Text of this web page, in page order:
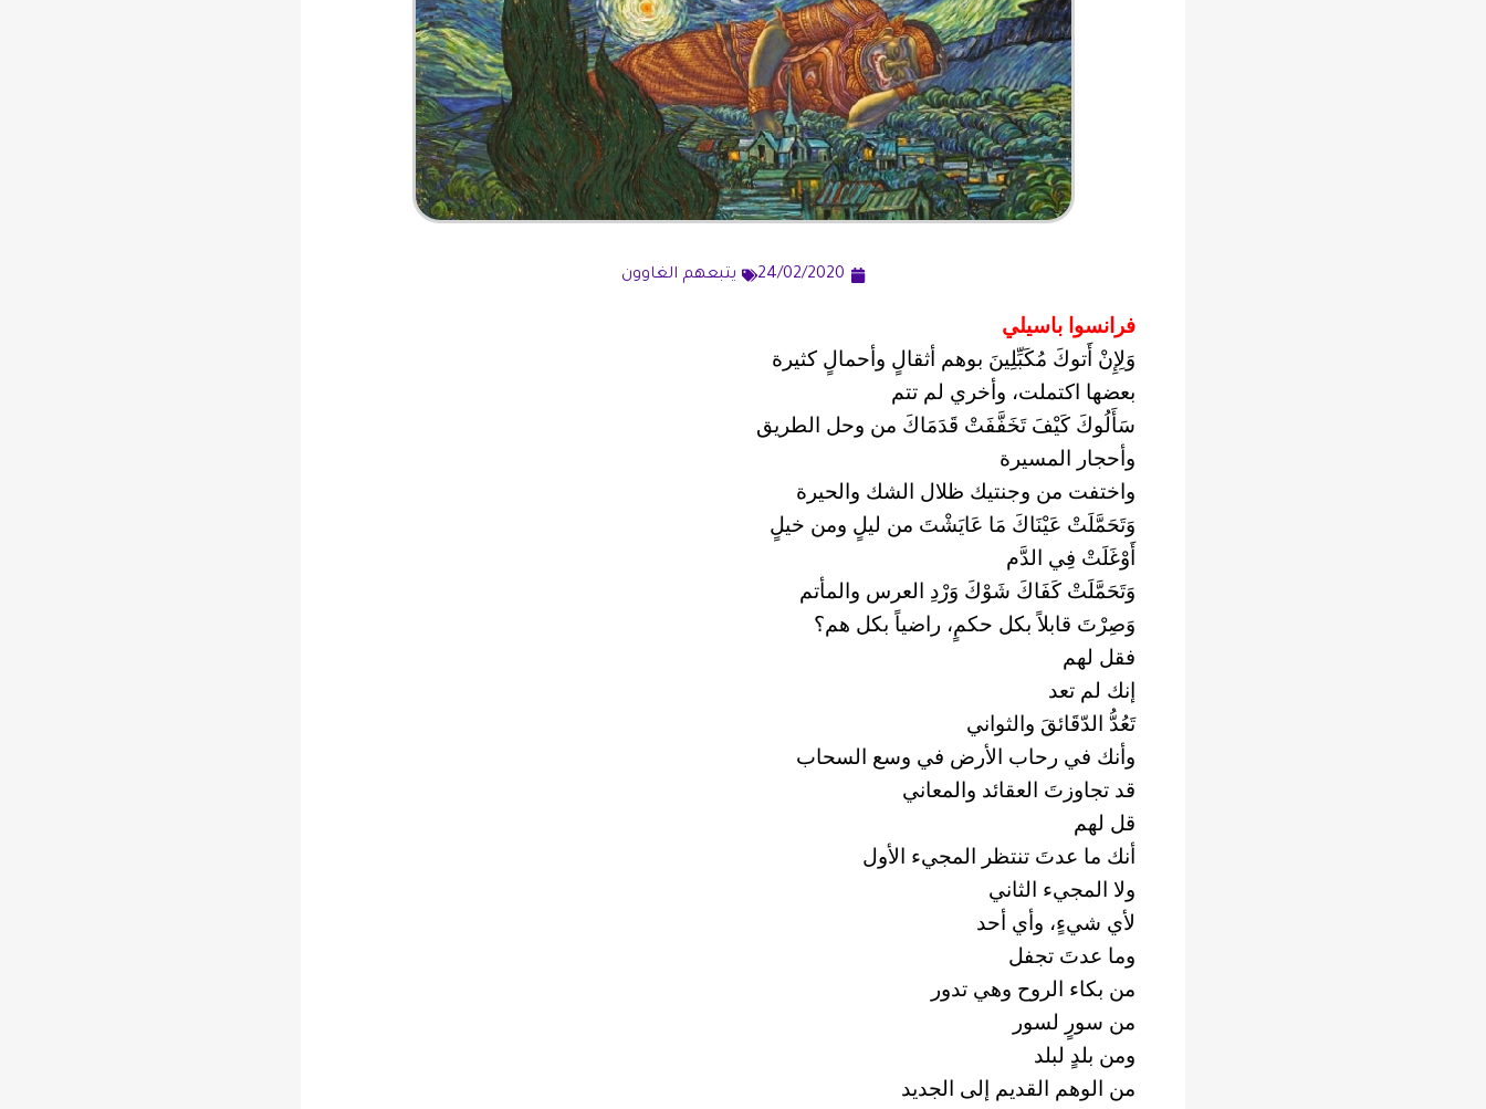
24/02/2020 يتبعهم الغاوون
فرانسوا باسيلي
وَلِإِنْ أَتوكَ مُكَبِّلِينَ بوهم أثقالٍ وأحمالٍ كثيرة
بعضها اكتملت، وأخري لم تتم
سَأَلُوكَ كَيْفَ تَخَفَّفَتْ قَدَمَاكَ من وحل الطريق
وأحجار المسيرة
واختفت من وجنتيك ظلال الشك والحيرة
وَتَحَمَّلَتْ عَيْنَاكَ مَا عَايَشْتَ من ليلٍ ومن خيلٍ
أَوْغَلَتْ فِي الدَّم
وَتَحَمَّلَتْ كَفَاكَ شَوْكَ وَرْدِ العرس والمأتم
وَصِرْتَ قابلاً بكل حكمٍ، راضياً بكل هم؟
فقل لهم
إنك لم تعد
تَعُدُّ الدّقَائقَ والثواني
وأنك في رحاب الأرض في وسع السحاب
قد تجاوزتَ العقائد والمعاني
قل لهم
أنك ما عدتَ تنتظر المجيء الأول
ولا المجيء الثاني
لأي شيءٍ، وأي أحد
وما عدتَ تجفل
من بكاء الروح وهي تدور
من سورٍ لسور
ومن بلدٍ لبلد
من الوهم القديم إلى الجديد